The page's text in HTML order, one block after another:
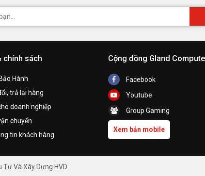
chính sách
Hành
trả lại hàng
doanh nghiệp
chuyển
tin khách hàng
Cộng đồng Gland
Facebook
Youtube
Group Gaming
Xem bản mobile
Và Xây Dựng HVD